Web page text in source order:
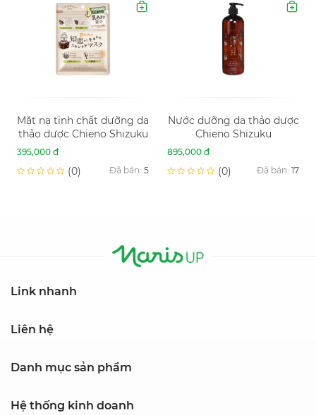
Mặt nạ tinh chất dưỡng da
thảo dược Chieno Shizuku
395,000 đ
(0) Đã bán: 5
Nước dưỡng da thảo dược
Chieno Shizuku
895,000 đ
(0) Đã bán: 17
Link nhanh
Liên hệ
Danh mục sản phẩm
Hệ thống kinh doanh